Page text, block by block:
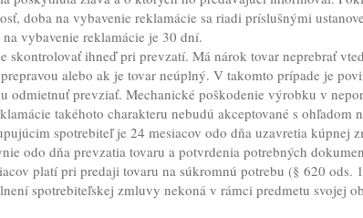
doba na vybavenie reklamácie sa riadi príslušnými
vybavenie reklamácie je 30 dní.
skontrolovať ihneď pri prevzatí. Má nárok tovar neprebrať
alebo ak je tovar neúplný. V takomto prípade je
odmietnuť prevziať. Mechanické poškodenie výrobku v
takéhoto charakteru nebudú akceptované s ohľadom
spotrebiteľ je 24 mesiacov odo dňa uzavretia kúpnej
odo dňa prevzatia tovaru a potvrdenia potrebných
platí pri predaji tovaru na súkromnú potrebu (§ 620 ods.
spotrebiteľskej zmluvy nekoná v rámci predmetu svojej